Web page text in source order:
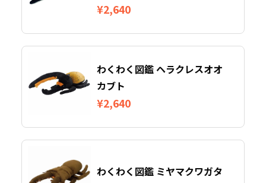
¥2,640
わくわく図鑑 ヘラクレスオオ
カブト
¥2,640
わくわく図鑑 ミヤマクワガタ